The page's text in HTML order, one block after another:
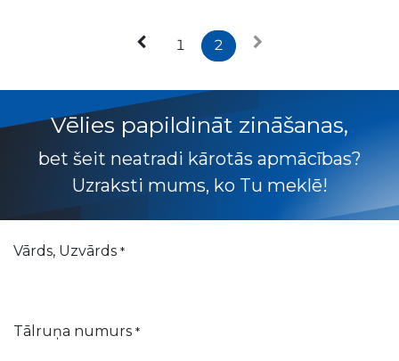
1 2
Vēlies papildināt zināšanas,
bet šeit neatradi kārotās apmācības?
Uzraksti mums, ko Tu meklē!
Vārds, Uzvārds *
Tālruņa numurs *